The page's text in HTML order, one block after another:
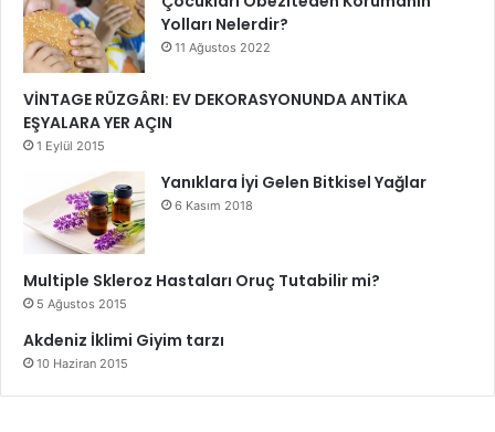
Yolları Nelerdir?
11 Ağustos 2022
VİNTAGE RÜZGÂRI: EV DEKORASYONUNDA ANTİKA
EŞYALARA YER AÇIN
1 Eylül 2015
Yanıklara İyi Gelen Bitkisel Yağlar
6 Kasım 2018
Multiple Skleroz Hastaları Oruç Tutabilir mi?
5 Ağustos 2015
Akdeniz İklimi Giyim tarzı
10 Haziran 2015